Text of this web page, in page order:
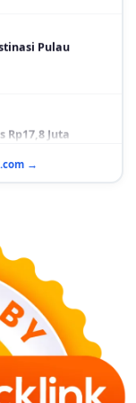
Pulau
Juta
yang Jarang
Beban
→